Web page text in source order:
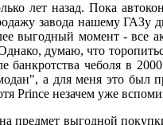
лет назад. Пока
завода нашему ГАЗу
выгодный момент - все
думаю, что
чеболя в
а для меня это был
незачем уже
предмет выгодной